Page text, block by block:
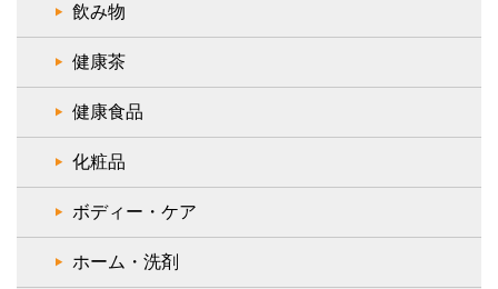
飲み物
健康茶
健康食品
化粧品
ボディー・ケア
ホーム・洗剤